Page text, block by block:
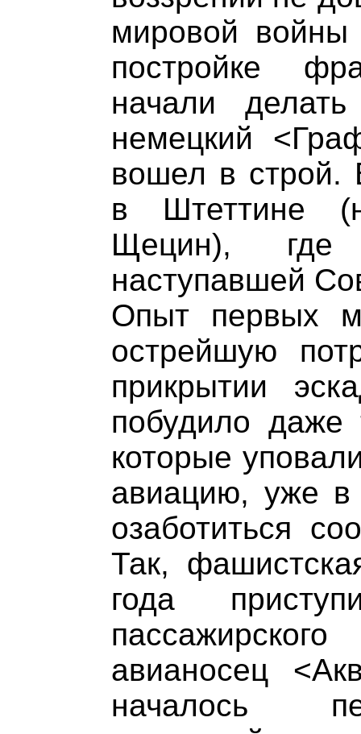
мировой
постройке
начали
немецкий
вошел в строй.
в Штеттине
Щецин),
наступавшей
Опыт первых
острейшую
прикрытии
побудило
которые
авиацию, уже в
озаботиться
Так,
года
авианосец
началось